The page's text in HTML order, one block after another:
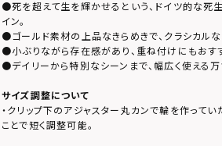
●死を超えて生を輝かせるという、ドイツ的な死
イン。
●ゴールド素材の上品なきらめきで、クラシカルな
●小ぶりながら存在感があり、重ね付けにもおす
●デイリーから特別なシーンまで、幅広く使える万
サイズ調整について
・クリップ下のアジャスター丸カンで輪を作ってい
ことで短く調整可能。